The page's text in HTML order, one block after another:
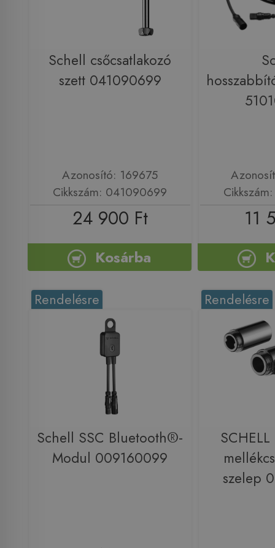
Schell csőcsatlakozó
szett 041090699
Azonosító: 169675
Cikkszám: 041090699
24 900 Ft
Kosárba
11
Rendelésre
Schell SSC Bluetooth®-
Modul 009160099
Rendelésre
szelep